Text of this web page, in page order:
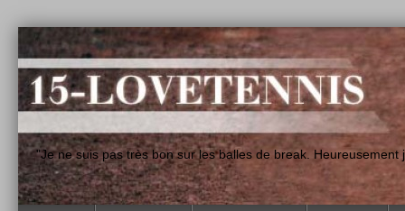
"Je ne suis pas très bon sur les balles de break.